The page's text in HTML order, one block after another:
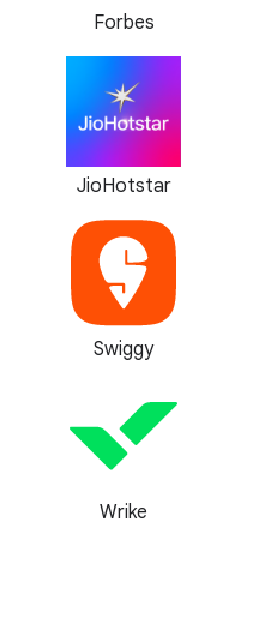
Forbes
JioHotstar
Swiggy
Wrike